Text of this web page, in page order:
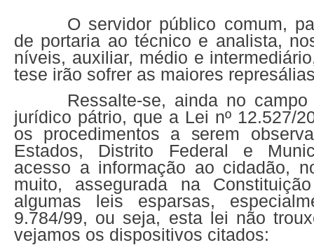
O servidor público comum,
de portaria ao técnico e analista,
níveis, auxiliar, médio e
tese irão sofrer as maiores
Ressalte-se, ainda no
jurídico pátrio, que a Lei nº 12.527/
os procedimentos a serem
Estados, Distrito Federal e
acesso a informação ao cidadão,
muito, assegurada na
algumas leis esparsas,
9.784/99, ou seja, esta lei não
vejamos os dispositivos citados: